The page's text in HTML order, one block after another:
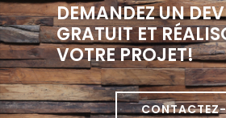
DEMANDEZ UN
GRATUIT ET
VOTRE PROJET!